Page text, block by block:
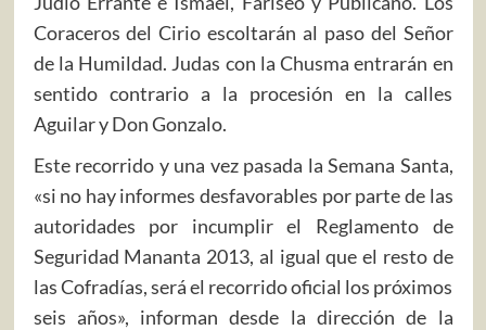
Coraceros del Cirio escoltarán al paso del Señor
de la Humildad. Judas con la Chusma entrarán en
sentido contrario a la procesión en la calles
Aguilar y Don Gonzalo.
Este recorrido y una vez pasada la Semana Santa,
«si no hay informes desfavorables por parte de las
autoridades por incumplir el Reglamento de
Seguridad Mananta 2013, al igual que el resto de
las Cofradías, será el recorrido oficial los próximos
seis años», informan desde la dirección de la